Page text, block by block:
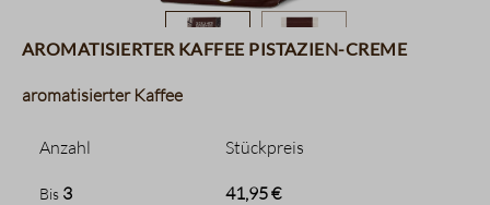
aromatisierter Kaffee Pistazien-Creme
aromatisierter Kaffee
Anzahl Stückpreis
Bis 3 41,95 €